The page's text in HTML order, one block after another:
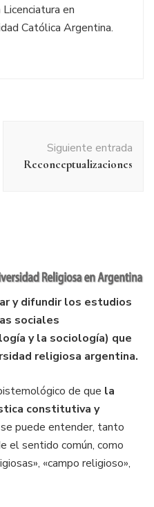
en
Católica Argentina.
Siguiente entrada
Reconceptualizaciones
y difundir los estudios
sociales
y la sociología) que
religiosa argentina.
de que la
constitutiva y
puede entender, tanto
el sentido común, como
«campo religioso»,